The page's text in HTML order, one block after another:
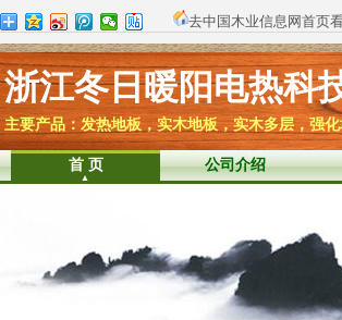
去中国木业信息网首页
浙江冬日暖阳电热科
主要产品：发热地板，实木地板，实木多层，强
首 页 公司介绍